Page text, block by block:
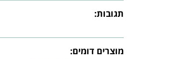
תגובות:
מוצרים דומים: